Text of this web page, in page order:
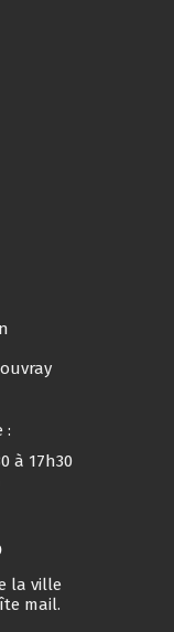
:
à 17h30
la ville
mail.